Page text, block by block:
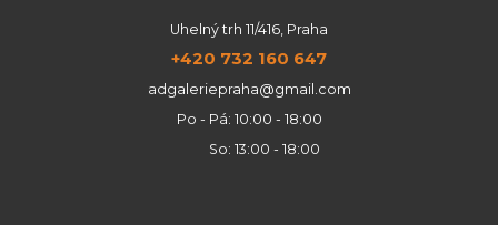
Uhelný trh 11/416, Praha
+420 732 160 647
adgaleriepraha@gmail.com
Po - Pá: 10:00 - 18:00
So: 13:00 - 18:00